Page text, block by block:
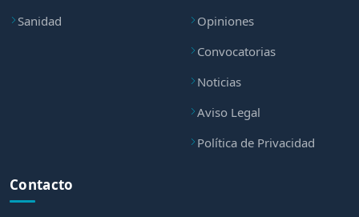
Sanidad
Opiniones
Convocatorias
Noticias
Aviso Legal
Política de Privacidad
Contacto